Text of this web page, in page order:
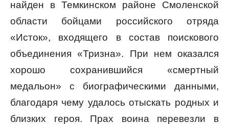
найден в Темкинском районе Смоленской
области бойцами российского отряда
«Исток», входящего в состав поискового
объединения «Тризна». При нем оказался
хорошо сохранившийся «смертный
медальон» с биографическими данными,
благодаря чему удалось отыскать родных и
близких героя. Прах воина перевезли в